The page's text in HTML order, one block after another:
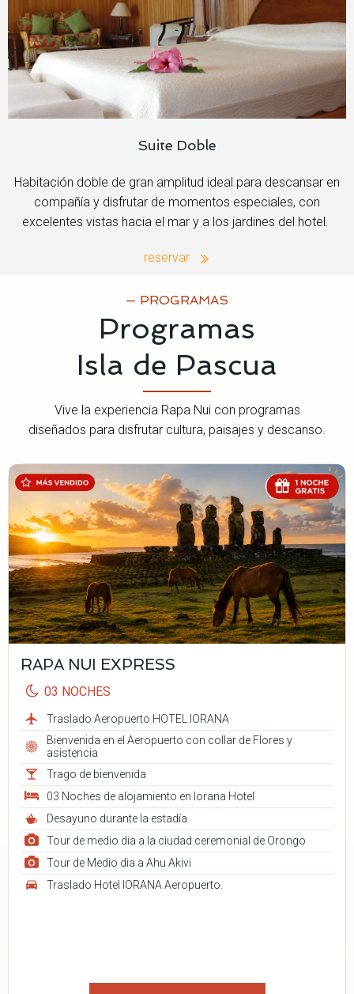
Suite Doble
Habitación doble de gran amplitud ideal para descansar en
compañía y disfrutar de momentos especiales, con
excelentes vistas hacia el mar y a los jardines del hotel.
reservar
— PROGRAMAS
Programas
Isla de Pascua
Vive la experiencia Rapa Nui con programas
diseñados para disfrutar cultura, paisajes y descanso.
RAPA NUI EXPRESS
03 NOCHES
Traslado Aeropuerto HOTEL IORANA
Bienvenida en el Aeropuerto con collar de Flores y
asistencia
Trago de bienvenida
03 Noches de alojamiento en Iorana Hotel
Desayuno durante la estadía
Tour de medio dia a la ciudad ceremonial de Orongo
Tour de Medio dia a Ahu Akivi
Traslado Hotel IORANA Aeropuerto.